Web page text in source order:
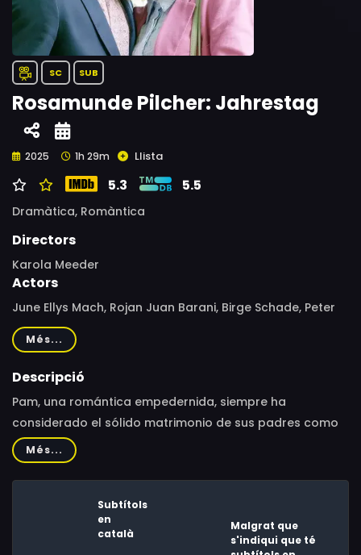
SC SUB
Rosamunde Pilcher: Jahrestag
2025 1h 29m Llista
5.3 5.5
Dramàtica, Romàntica
Directors
Karola Meeder
Actors
June Ellys Mach, Rojan Juan Barani, Birge Schade, Peter
Benedict, Josia Krug, Caroline Hartig, Armin Moallem,
Francesco Wenz, Jacob Taylor
Més...
Descripció
Pam, una romántica empedernida, siempre ha
considerado el sólido matrimonio de sus padres como
el modelo perfecto para vivir feliz para siempre. Pero su
novio Tate, hijo de padres divorciados, sigue siendo
escéptico sobre la posibilidad del «amor eterno».
Decidida a convencerlo, Pam invita espontáneamente a
Tate a acompañarla a la celebración del 25.º
aniversario de sus padres en la granja de caballos de la
Més...
Subtítols
en
català
Malgrat que
s'indiqui que té